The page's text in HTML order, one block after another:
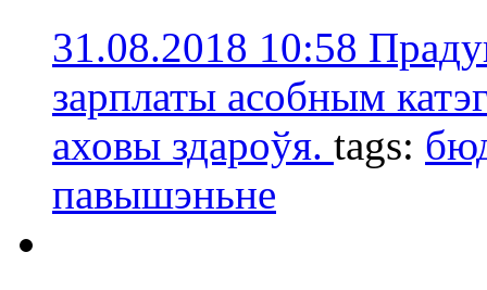
31.08.2018 10:58
зарплаты асобным
аховы здароўя. tags:
павышэньне